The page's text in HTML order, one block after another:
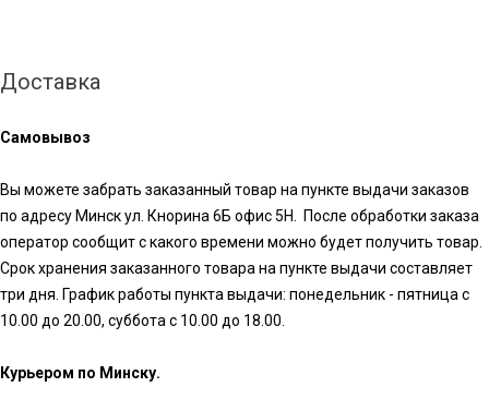
Доставка
Самовывоз
Вы можете забрать заказанный товар на пункте выдачи заказов
по адресу Минск ул. Кнорина 6Б офис 5Н. После обработки заказа
оператор сообщит с какого времени можно будет получить товар.
Срок хранения заказанного товара на пункте выдачи составляет
три дня. График работы пункта выдачи: понедельник - пятница с
10.00 до 20.00, суббота с 10.00 до 18.00.
Курьером по Минску.